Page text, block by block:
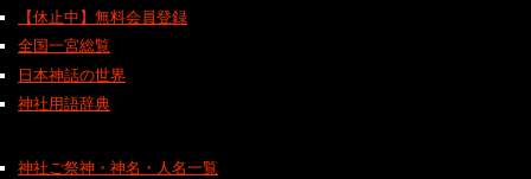
【休止中】無料会員登録
全国一宮総覧
日本神話の世界
神社用語辞典
神社ご祭神・神名・人名一覧